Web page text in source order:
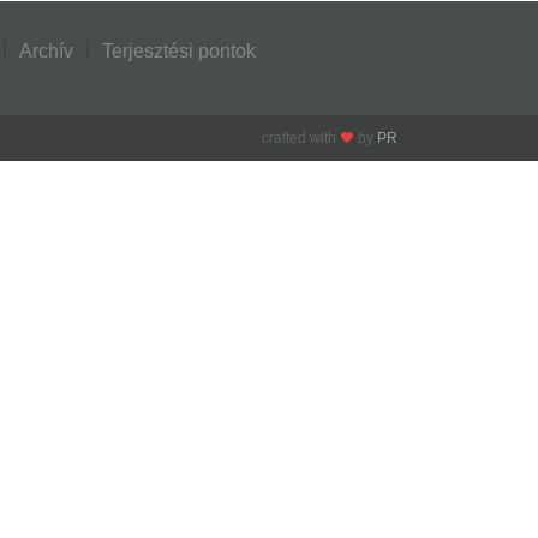
Archív Terjesztési pontok
crafted with by PR